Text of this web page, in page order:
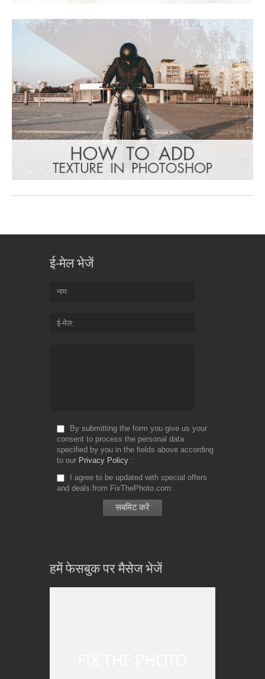
ई-मेल भेजें
नाम
ई-मेल
By submitting the form you give us your
consent to process the personal data
specified by you in the fields above according
to our Privacy Policy
I agree to be updated with special offers
and deals from FixThePhoto.com
हमें फेसबुक पर मैसेज भेजें